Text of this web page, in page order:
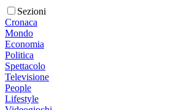
Sezioni
Cronaca
Mondo
Economia
Politica
Spettacolo
Televisione
People
Lifestyle